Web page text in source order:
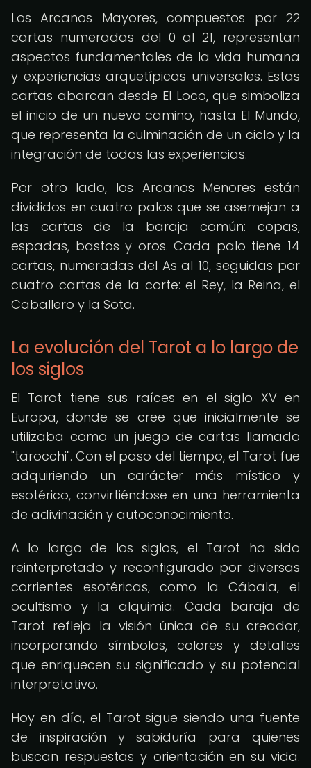
Los Arcanos Mayores, compuestos por 22
cartas numeradas del 0 al 21, representan
aspectos fundamentales de la vida humana
y experiencias arquetípicas universales. Estas
cartas abarcan desde El Loco, que simboliza
el inicio de un nuevo camino, hasta El Mundo,
que representa la culminación de un ciclo y la
integración de todas las experiencias.
Por otro lado, los Arcanos Menores están
divididos en cuatro palos que se asemejan a
las cartas de la baraja común: copas,
espadas, bastos y oros. Cada palo tiene 14
cartas, numeradas del As al 10, seguidas por
cuatro cartas de la corte: el Rey, la Reina, el
Caballero y la Sota.
La evolución del Tarot a lo largo de
los siglos
El Tarot tiene sus raíces en el siglo XV en
Europa, donde se cree que inicialmente se
utilizaba como un juego de cartas llamado
"tarocchi". Con el paso del tiempo, el Tarot fue
adquiriendo un carácter más místico y
esotérico, convirtiéndose en una herramienta
de adivinación y autoconocimiento.
A lo largo de los siglos, el Tarot ha sido
reinterpretado y reconfigurado por diversas
corrientes esotéricas, como la Cábala, el
ocultismo y la alquimia. Cada baraja de
Tarot refleja la visión única de su creador,
incorporando símbolos, colores y detalles
que enriquecen su significado y su potencial
interpretativo.
Hoy en día, el Tarot sigue siendo una fuente
de inspiración y sabiduría para quienes
buscan respuestas y orientación en su vida.